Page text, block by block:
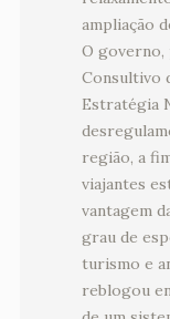
ampliação
O governo,
Consultivo
Estratégia
região, a
viajantes
vantagem
grau de
turismo e
reblogou